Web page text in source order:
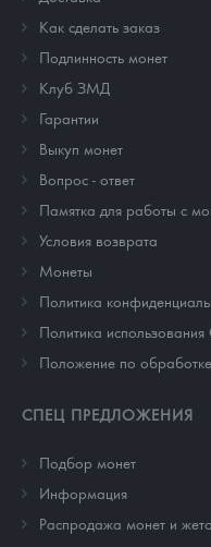
Как сделать заказ
Подлинность монет
Клуб ЗМД
Гарантии
Выкуп монет
Вопрос - ответ
Памятка для работы с
Условия возврата
Монеты
Политика
Политика использования
Положение по
СПЕЦ ПРЕДЛОЖЕНИЯ
Подбор монет
Информация
Распродажа монет и